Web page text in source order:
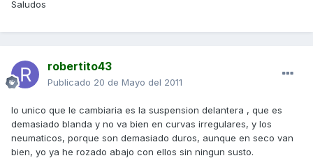
Saludos
robertito43
Publicado 20 de Mayo del 2011
lo unico que le cambiaria es la suspension delantera , que es
demasiado blanda y no va bien en curvas irregulares, y los
neumaticos, porque son demasiado duros, aunque en seco van
bien, yo ya he rozado abajo con ellos sin ningun susto.